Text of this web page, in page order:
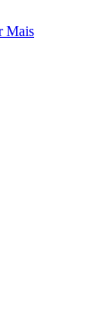
Mais